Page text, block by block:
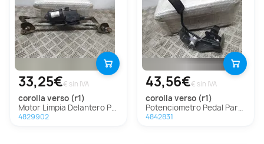
33,25€€ sin IVA
corolla verso (r1)
Motor Limpia Delantero Para Toyota Corolla Verso
4829902
43,56€€ sin IVA
corolla verso (r1)
Potenciometro Pedal Para Toyota Corolla Verso
4842831